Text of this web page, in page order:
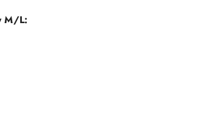
M/L: